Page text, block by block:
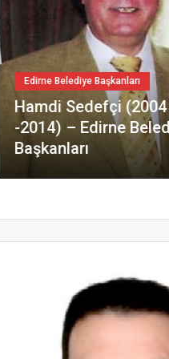
Edirne Belediye Başkanları
Hamdi Sedefçi (2004
-2014) – Edirne Belediye
Başkanları